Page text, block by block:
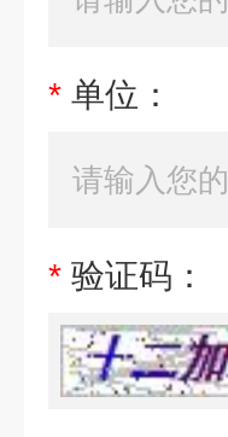
* 单位：
* 验证码：